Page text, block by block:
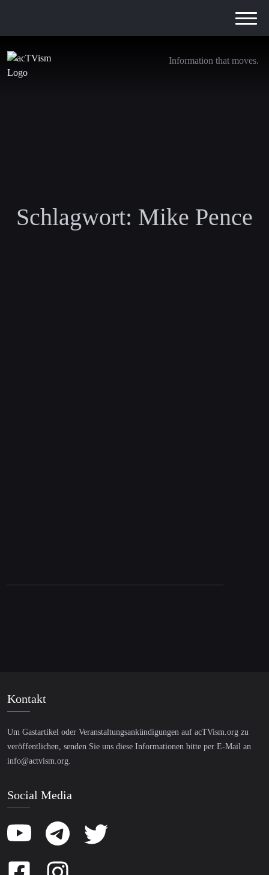
Information that moves.
Schlagwort: Mike Pence
Kontakt
Um Gastartikel oder Veranstaltungsankündigungen auf acTVism.org zu
veröffentlichen, senden Sie uns diese Informationen bitte per E-Mail an
info@actvism.org.
Social Media